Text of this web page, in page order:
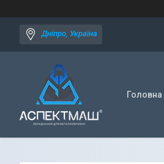
Дніпро, Україна
Головна